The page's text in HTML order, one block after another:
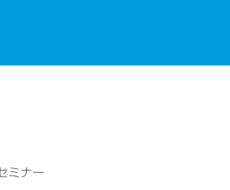
ミナー